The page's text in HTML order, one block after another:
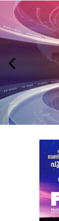
LATEST NEWS